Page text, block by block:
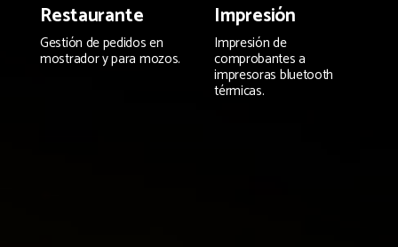
Restaurante
Gestión de pedidos en
mostrador y para mozos.
Impresión
Impresión de
comprobantes a
impresoras bluetooth
térmicas.